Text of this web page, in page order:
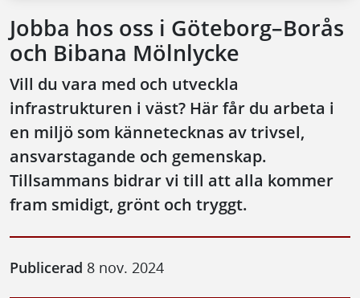
Jobba hos oss i Göteborg–Borås
och Bibana Mölnlycke
Vill du vara med och utveckla
infrastrukturen i väst? Här får du arbeta i
en miljö som kännetecknas av trivsel,
ansvarstagande och gemenskap.
Tillsammans bidrar vi till att alla kommer
fram smidigt, grönt och tryggt.
Publicerad 8 nov. 2024